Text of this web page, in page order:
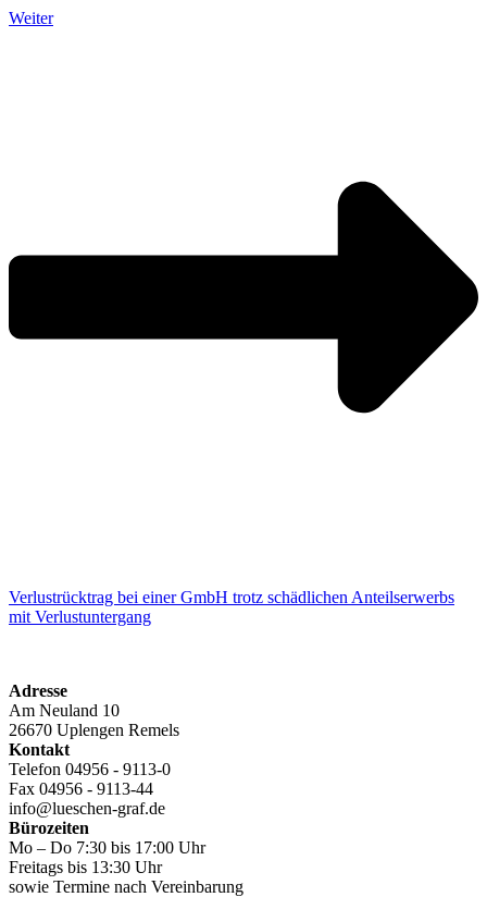
Weiter
Verlustrücktrag bei einer GmbH trotz schädlichen Anteilserwerbs
mit Verlustuntergang
Adresse
Am Neuland 10
26670 Uplengen Remels
Kontakt
Telefon 04956 - 9113-0
Fax 04956 - 9113-44
info@lueschen-graf.de
Bürozeiten
Mo – Do 7:30 bis 17:00 Uhr
Freitags bis 13:30 Uhr
sowie Termine nach Vereinbarung